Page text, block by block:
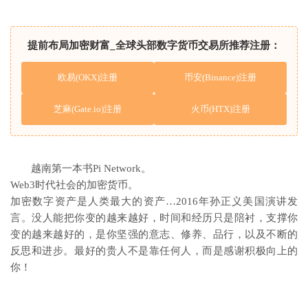
提前布局加密财富_全球头部数字货币交易所推荐注册：
欧易(OKX)注册 币安(Binance)注册
芝麻(Gate.io)注册 火币(HTX)注册
越南第一本书Pi Network。
Web3时代社会的加密货币。
加密数字资产是人类最大的资产…2016年孙正义美国演讲发
言。没人能把你变的越来越好，时间和经历只是陪衬，支撑你
变的越来越好的，是你坚强的意志、修养、品行，以及不断的
反思和进步。​最好的贵人不是靠任何人，而是感谢积极向上的
你！